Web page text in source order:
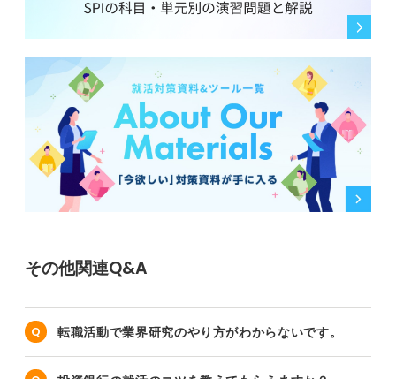
その他関連Q&A
転職活動で業界研究のやり方がわからないです。